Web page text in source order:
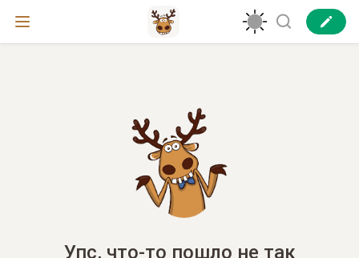
Упс, что-то пошло не так